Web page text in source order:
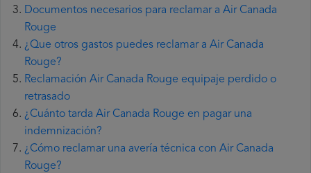
Documentos necesarios para reclamar a Air Canada
Rouge
¿Que otros gastos puedes reclamar a Air Canada
Rouge?
Reclamación Air Canada Rouge equipaje perdido o
retrasado
¿Cuánto tarda Air Canada Rouge en pagar una
indemnización?
¿Cómo reclamar una avería técnica con Air Canada
Rouge?